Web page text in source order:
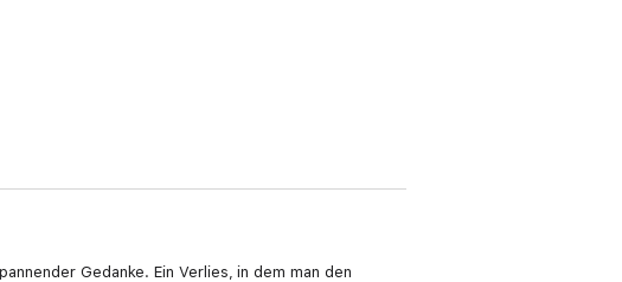
Gedanke. Ein Verlies, in dem man den